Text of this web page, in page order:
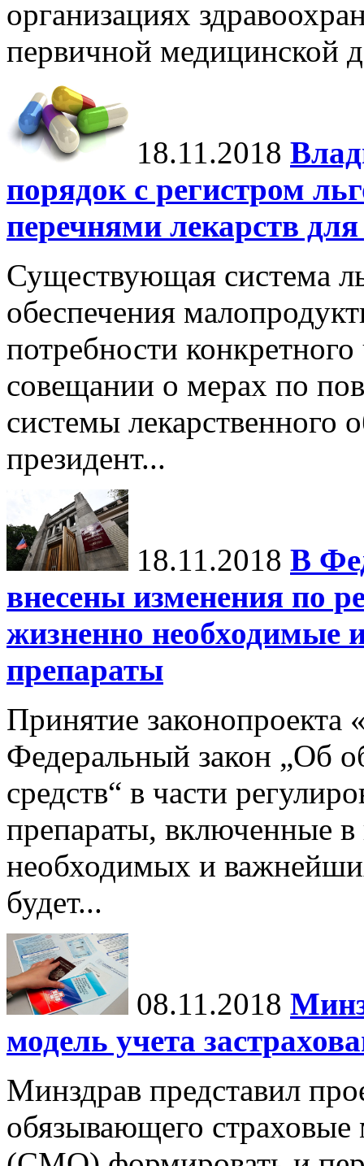
организациях
первичной медицинской
18.11.2018
порядок с регистром
перечнями лекарств
Существующая система
обеспечения
потребности
совещании о мерах по
системы лекарственного
президент...
18.11.2018 В
внесены изменения по
жизненно необходимые
препараты
Принятие законопроекта
Федеральный закон „Об
средств“ в части
препараты, включенные
необходимых и
будет...
08.11.2018
модель учета
Минздрав представил
обязывающего